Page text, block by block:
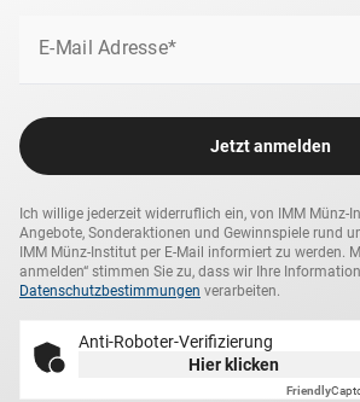
E-Mail Adresse*
Jetzt anmelden
Ich willige jederzeit widerruflich ein, von IMM Münz-
Angebote, Sonderaktionen und Gewinnspiele rund
IMM Münz-Institut per E-Mail informiert zu werden.
anmelden“ stimmen Sie zu, dass wir Ihre
Datenschutzbestimmungen verarbeiten.
Anti-Roboter-Verifizierung
Hier klicken
Friendly